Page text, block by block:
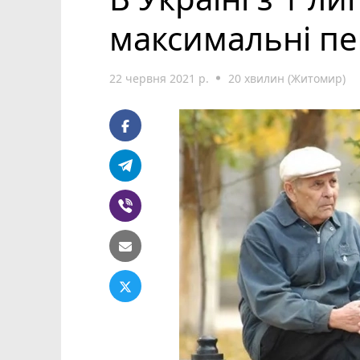
максимальні
22 червня 2021 р. 20 хвилин (Житомир)